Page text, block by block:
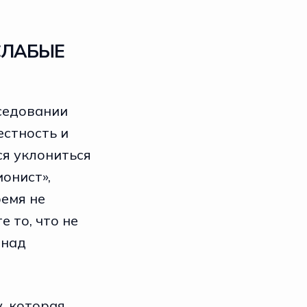
и
уклониться
не
то, что не